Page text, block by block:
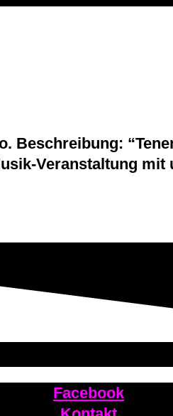
Beschreibung:
Veranstaltung mit
Facebook